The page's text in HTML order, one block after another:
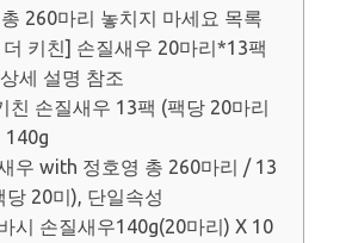
260마리 놓치지 마세요 목록
키친] 손질새우 20마리*13팩
세 설명 참조
친 손질새우 13팩 (팩당 20마리
140g
우 with 정호영 총 260마리 / 13
당 20미), 단일속성
시 손질새우140g(20마리) X 10